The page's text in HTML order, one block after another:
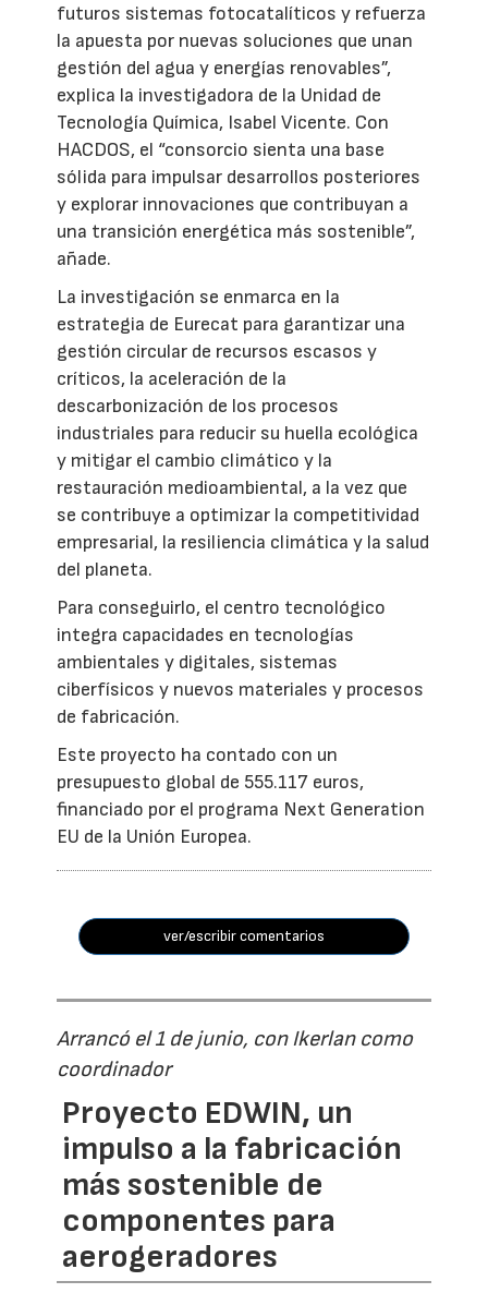
futuros sistemas fotocatalíticos y refuerza
la apuesta por nuevas soluciones que unan
gestión del agua y energías renovables”,
explica la investigadora de la Unidad de
Tecnología Química, Isabel Vicente. Con
HACDOS, el “consorcio sienta una base
sólida para impulsar desarrollos posteriores
y explorar innovaciones que contribuyan a
una transición energética más sostenible”,
añade.
La investigación se enmarca en la
estrategia de Eurecat para garantizar una
gestión circular de recursos escasos y
críticos, la aceleración de la
descarbonización de los procesos
industriales para reducir su huella ecológica
y mitigar el cambio climático y la
restauración medioambiental, a la vez que
se contribuye a optimizar la competitividad
empresarial, la resiliencia climática y la salud
del planeta.
Para conseguirlo, el centro tecnológico
integra capacidades en tecnologías
ambientales y digitales, sistemas
ciberfísicos y nuevos materiales y procesos
de fabricación.
Este proyecto ha contado con un
presupuesto global de 555.117 euros,
financiado por el programa Next Generation
EU de la Unión Europea.
ver/escribir comentarios
Arrancó el 1 de junio, con Ikerlan como
coordinador
Proyecto EDWIN, un
impulso a la fabricación
más sostenible de
componentes para
aerogeradores